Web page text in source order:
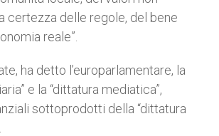
certezza delle regole, del bene
reale”.
ha detto l’europarlamentare, la
e la “dittatura mediatica”,
sottoprodotti della “dittatura